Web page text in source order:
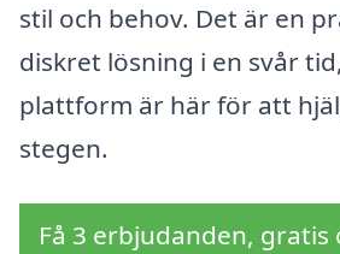
stil och behov. Det är en
diskret lösning i en svår
plattform är här för att
stegen.
Få 3 erbjudanden, gratis